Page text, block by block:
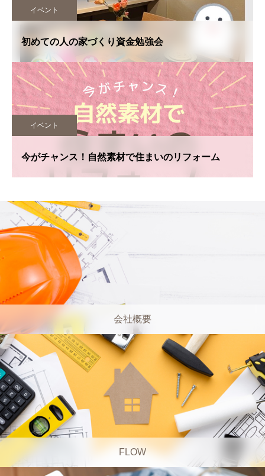
イベント
初めての人の家づくり資金勉強会
イベント
今がチャンス！自然素材で住まいのリフォーム
会社概要
FLOW